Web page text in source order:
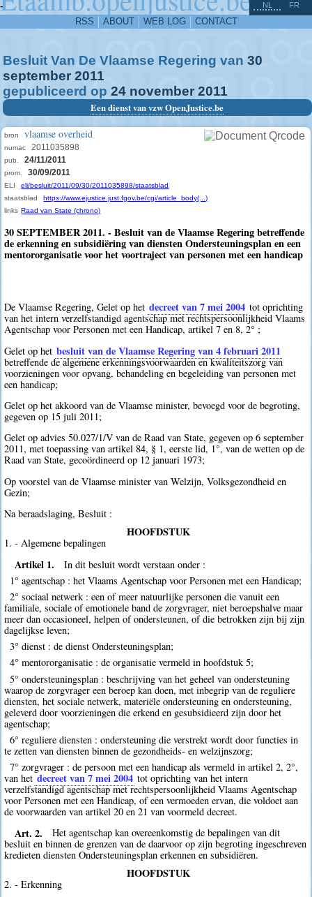
-
RSS ABOUT WEB LOG CONTACT
NL FR
Besluit Van De Vlaamse Regering van 30
september 2011
gepubliceerd op 24 november 2011
Een dienst van vzw OpenJustice.be
bron vlaamse overheid
numac 2011035898
pub. 24/11/2011
prom. 30/09/2011
ELI
eli/besluit/2011/09/30/2011035898/staatsblad
staatsblad
https://www.ejustice.just.fgov.be/cgi/article_body(...)
links Raad van State (chrono)
30 SEPTEMBER 2011. - Besluit van de Vlaamse Regering betreffende
de erkenning en subsidiëring van diensten Ondersteuningsplan en een
mentororganisatie voor het voortraject van personen met een handicap
De Vlaamse Regering, Gelet op het decreet van 7 mei 2004 tot oprichting
van het intern verzelfstandigd agentschap met rechtspersoonlijkheid Vlaams
Agentschap voor Personen met een Handicap, artikel 7 en 8, 2° ;
Gelet op het besluit van de Vlaamse Regering van 4 februari 2011
betreffende de algemene erkenningsvoorwaarden en kwaliteitszorg van
voorzieningen voor opvang, behandeling en begeleiding van personen met
een handicap;
Gelet op het akkoord van de Vlaamse minister, bevoegd voor de begroting,
gegeven op 15 juli 2011;
Gelet op advies 50.027/1/V van de Raad van State, gegeven op 6 september
2011, met toepassing van artikel 84, § 1, eerste lid, 1°, van de wetten op de
Raad van State, gecoördineerd op 12 januari 1973;
Op voorstel van de Vlaamse minister van Welzijn, Volksgezondheid en
Gezin;
Na beraadslaging, Besluit :
HOOFDSTUK
1. - Algemene bepalingen
Artikel 1.
In dit besluit wordt verstaan onder :
1° agentschap : het Vlaams Agentschap voor Personen met een Handicap;
2° sociaal netwerk : een of meer natuurlijke personen die vanuit een
familiale, sociale of emotionele band de zorgvrager, niet beroepshalve maar
meer dan occasioneel, helpen of ondersteunen, of die betrokken zijn bij zijn
dagelijkse leven;
3° dienst : de dienst Ondersteuningsplan;
4° mentororganisatie : de organisatie vermeld in hoofdstuk 5;
5° ondersteuningsplan : beschrijving van het geheel van ondersteuning
waarop de zorgvrager een beroep kan doen, met inbegrip van de reguliere
diensten, het sociale netwerk, materiële ondersteuning en ondersteuning,
geleverd door voorzieningen die erkend en gesubsidieerd zijn door het
agentschap;
6° reguliere diensten : ondersteuning die verstrekt wordt door functies in
te zetten van diensten binnen de gezondheids- en welzijnszorg;
7° zorgvrager : de persoon met een handicap als vermeld in artikel 2, 2°,
van het decreet van 7 mei 2004 tot oprichting van het intern
verzelfstandigd agentschap met rechtspersoonlijkheid Vlaams Agentschap
voor Personen met een Handicap, of een vermoeden ervan, die voldoet aan
de voorwaarden van artikel 20 en 21 van voormeld decreet.
Art. 2.
Het agentschap kan overeenkomstig de bepalingen van dit
besluit en binnen de grenzen van de daarvoor op zijn begroting ingeschreven
kredieten diensten Ondersteuningsplan erkennen en subsidiëren.
HOOFDSTUK
2. - Erkenning
^